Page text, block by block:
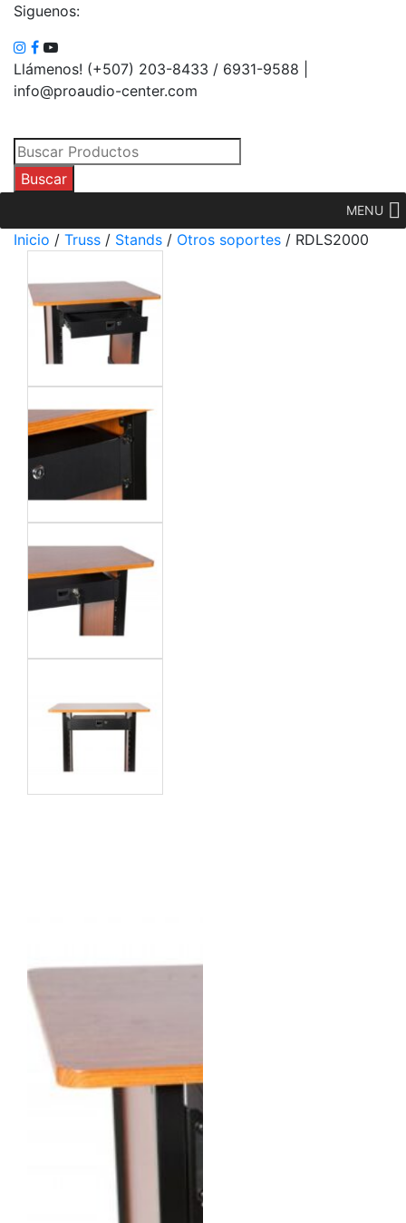
Siguenos:
Llámenos! (+507) 203-8433 / 6931-9588 |
info@proaudio-center.com
Búsqueda
de
productos
Buscar
MENU
Inicio / Truss / Stands / Otros soportes / RDLS2000